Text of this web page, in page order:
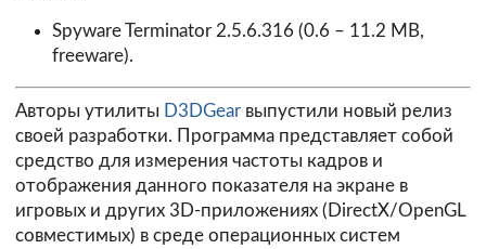
Spyware Terminator 2.5.6.316 (0.6 – 11.2 MB,
freeware).
Авторы утилиты D3DGear выпустили новый релиз
своей разработки. Программа представляет собой
средство для измерения частоты кадров и
отображения данного показателя на экране в
игровых и других 3D-приложениях (DirectX/OpenGL
совместимых) в среде операционных систем